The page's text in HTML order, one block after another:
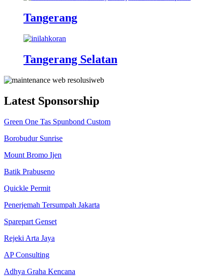
Tangerang
Tangerang Selatan
Latest Sponsorship
Green One Tas Spunbond Custom
Borobudur Sunrise
Mount Bromo Ijen
Batik Prabuseno
Quickle Permit
Penerjemah Tersumpah Jakarta
Sparepart Genset
Rejeki Arta Jaya
AP Consulting
Adhya Graha Kencana